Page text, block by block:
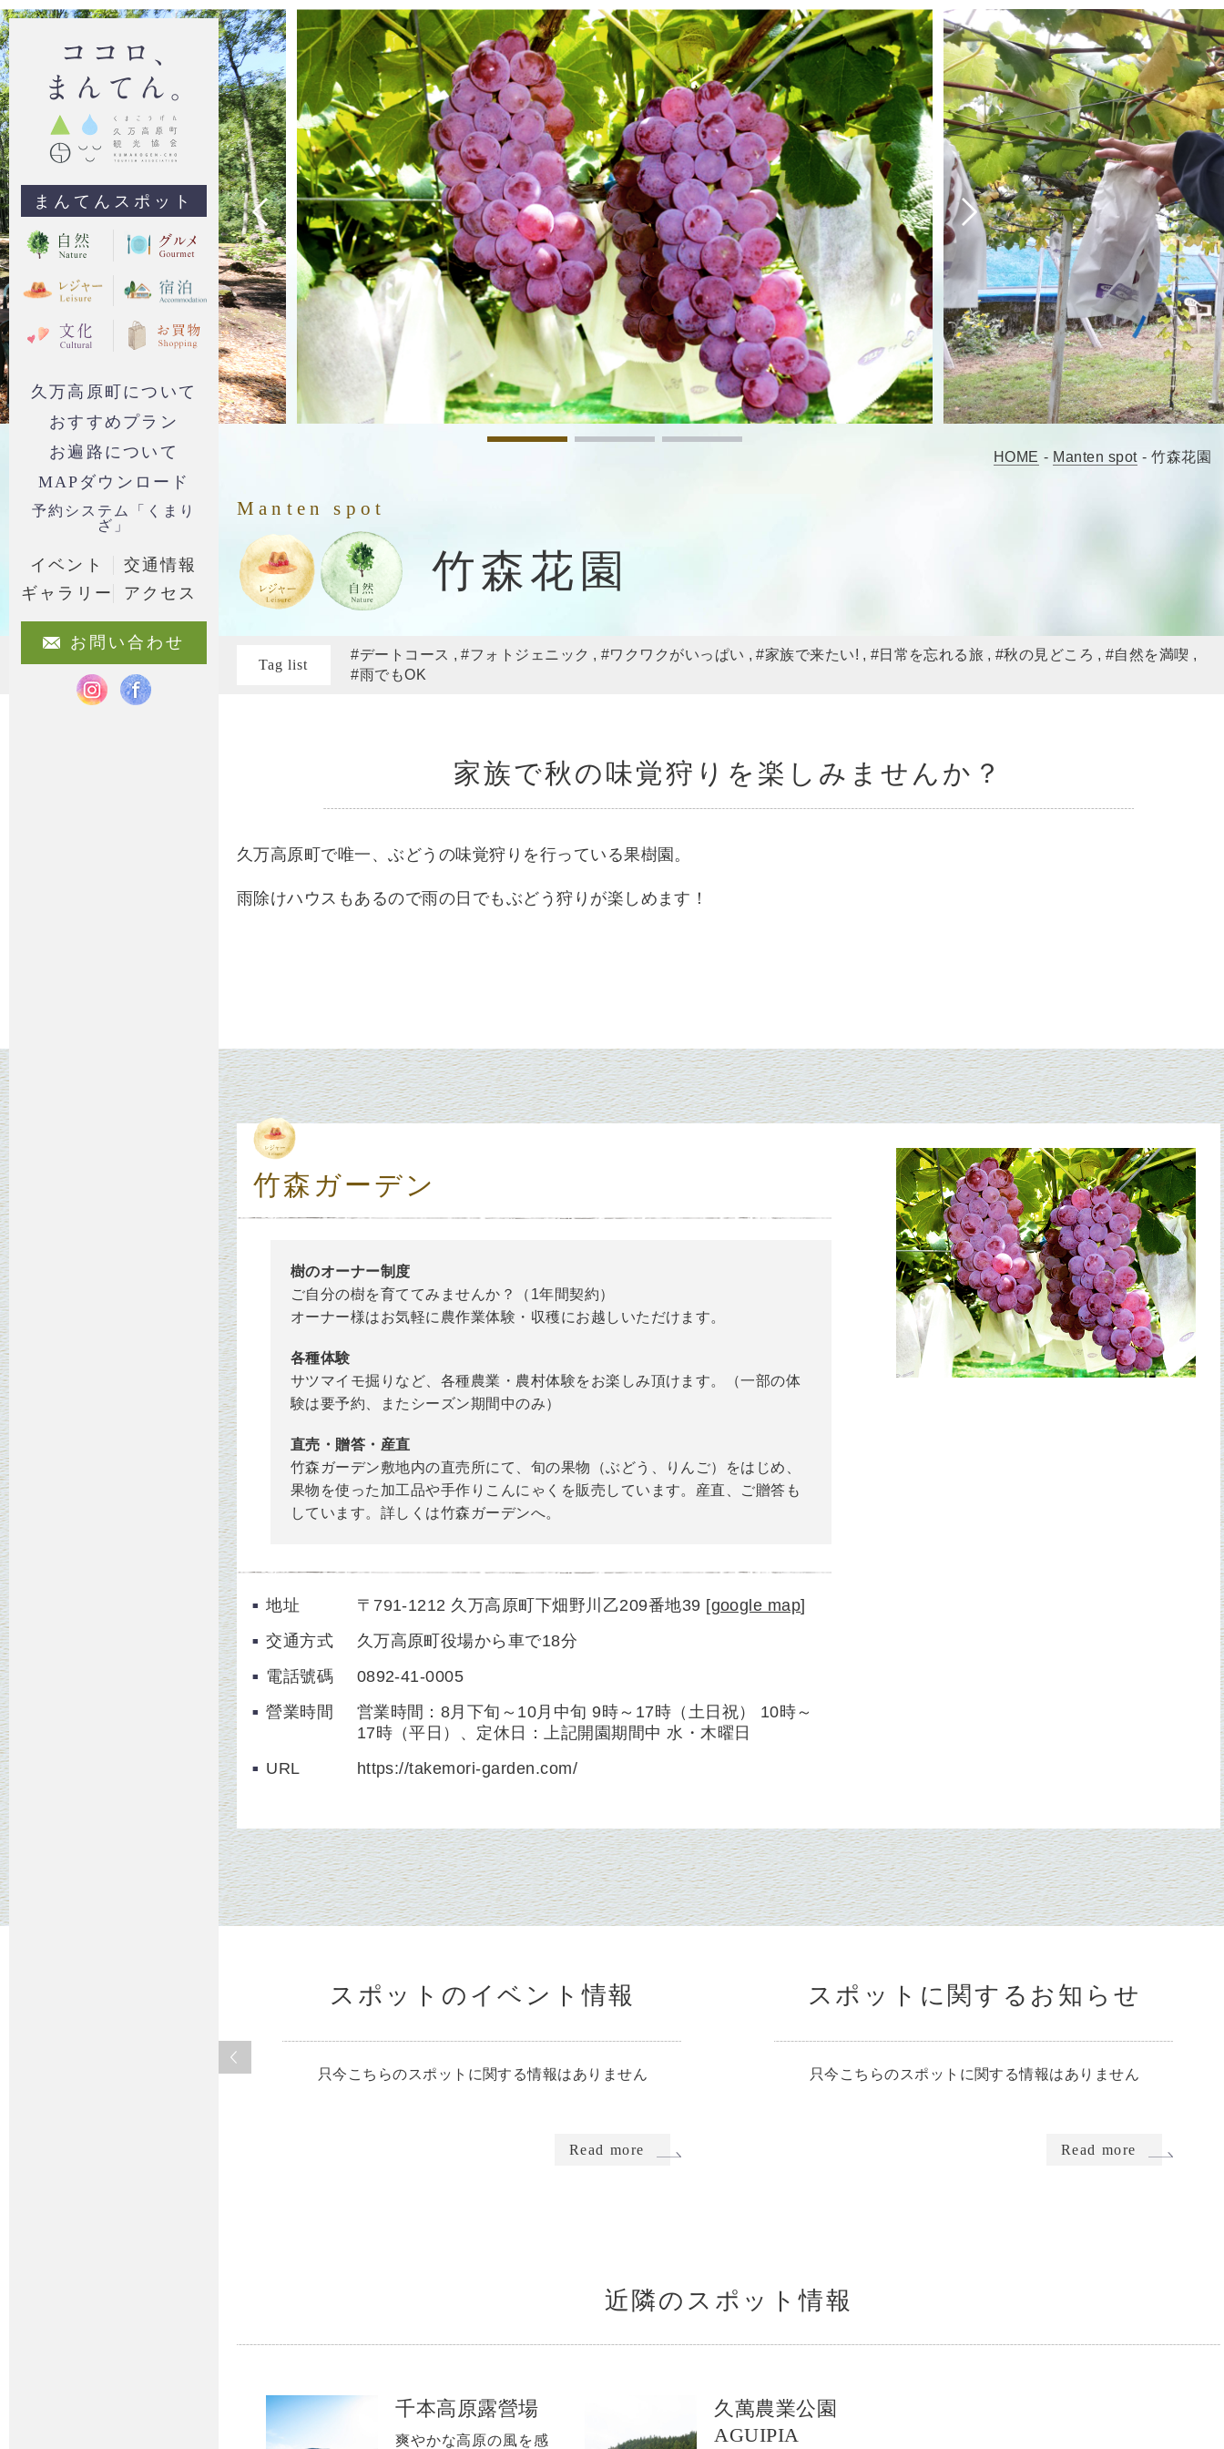
まんてんスポット
久万高原町について
おすすめプラン
お遍路について
MAPダウンロード
予約システム「くまり
ざ」
イベント
交通情報
ギャラリー
アクセス
お問い合わせ
HOME - Manten spot - 竹森花園
Manten spot
竹森花園
Tag list
#デートコース #フォトジェニック #ワクワクがいっぱい #家族で来たい! #日常を忘れる旅 #秋の見どころ
#自然を満喫
#雨でもOK
家族で秋の味覚狩りを楽しみませんか？
久万高原町で唯一、ぶどうの味覚狩りを行っている果樹園。
雨除けハウスもあるので雨の日でもぶどう狩りが楽しめます！
竹森ガーデン
樹のオーナー制度
ご自分の樹を育ててみませんか？（1年間契約）
オーナー様はお気軽に農作業体験・収穫にお越しいただけます。
各種体験
サツマイモ掘りなど、各種農業・農村体験をお楽しみ頂けます。（一部の体
験は要予約、またシーズン期間中のみ）
直売・贈答・産直
竹森ガーデン敷地内の直売所にて、旬の果物（ぶどう、りんご）をはじめ、
果物を使った加工品や手作りこんにゃくを販売しています。産直、ご贈答も
しています。詳しくは竹森ガーデンへ。
地址 〒791-1212 久万高原町下畑野川乙209番地39 [google map]
交通方式
久万高原町役場から車で18分
電話號碼
0892-41-0005
營業時間
営業時間：8月下旬～10月中旬 9時～17時（土日祝） 10時～
17時（平日）、定休日：上記開園期間中 水・木曜日
URL
https://takemori-garden.com/
スポットのイベント情報
只今こちらのスポットに関する情報はありません
Read more
スポットに関するお知らせ
只今こちらのスポットに関する情報はありません
Read more
近隣のスポット情報
千本高原露營場
爽やかな高原の風を感
久萬農業公園
AGUIPIA